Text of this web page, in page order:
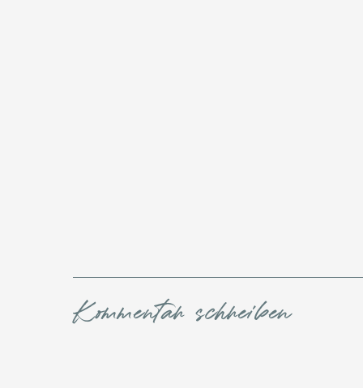
Kommentar schreiben